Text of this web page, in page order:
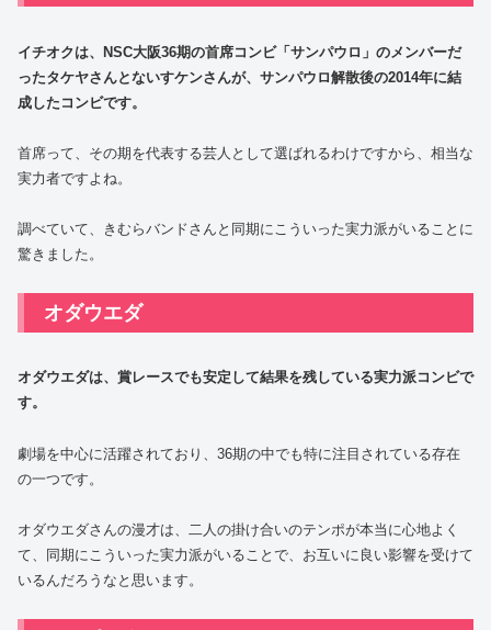
イチオクは、NSC大阪36期の首席コンビ「サンパウロ」のメンバーだ
ったタケヤさんとないすケンさんが、サンパウロ解散後の2014年に結
成したコンビです。
首席って、その期を代表する芸人として選ばれるわけですから、相当な
実力者ですよね。
調べていて、きむらバンドさんと同期にこういった実力派がいることに
驚きました。
オダウエダ
オダウエダは、賞レースでも安定して結果を残している実力派コンビで
す。
劇場を中心に活躍されており、36期の中でも特に注目されている存在
の一つです。
オダウエダさんの漫才は、二人の掛け合いのテンポが本当に心地よく
て、同期にこういった実力派がいることで、お互いに良い影響を受けて
いるんだろうなと思います。